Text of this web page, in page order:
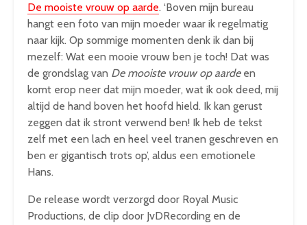
De mooiste vrouw op aarde. ‘Boven mijn bureau
hangt een foto van mijn moeder waar ik regelmatig
naar kijk. Op sommige momenten denk ik dan bij
mezelf: Wat een mooie vrouw ben je toch! Dat was
de grondslag van De mooiste vrouw op aardeen
komt erop neer dat mijn moeder, wat ik ook deed, mij
altijd de hand boven het hoofd hield. Ik kan gerust
zeggen dat ik stront verwend ben! Ik heb de tekst
zelf met een lach en heel veel tranen geschreven en
ben er gigantisch trots op’, aldus een emotionele
Hans.
De release wordt verzorgd door Royal Music
Productions, de clip door JvDRecording en de